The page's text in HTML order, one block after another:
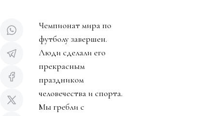
Чемпионат мира по
футболу завершен.
Люди сделали его
прекрасным
праздником
человечества и спорта.
Мы гребли с